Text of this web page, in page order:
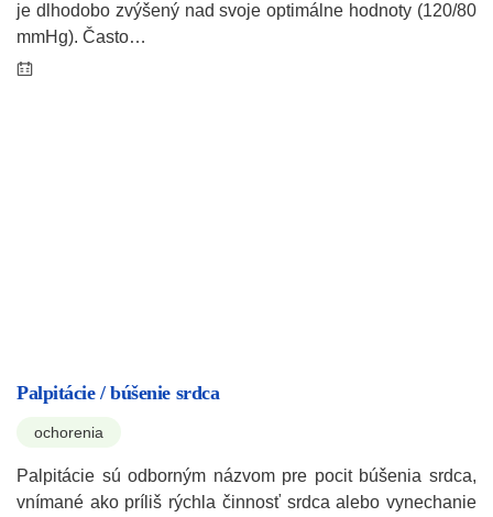
je dlhodobo zvýšený nad svoje optimálne hodnoty (120/80
mmHg). Často…
Palpitácie / búšenie srdca
ochorenia
Palpitácie sú odborným názvom pre pocit búšenia srdca,
vnímané ako príliš rýchla činnosť srdca alebo vynechanie